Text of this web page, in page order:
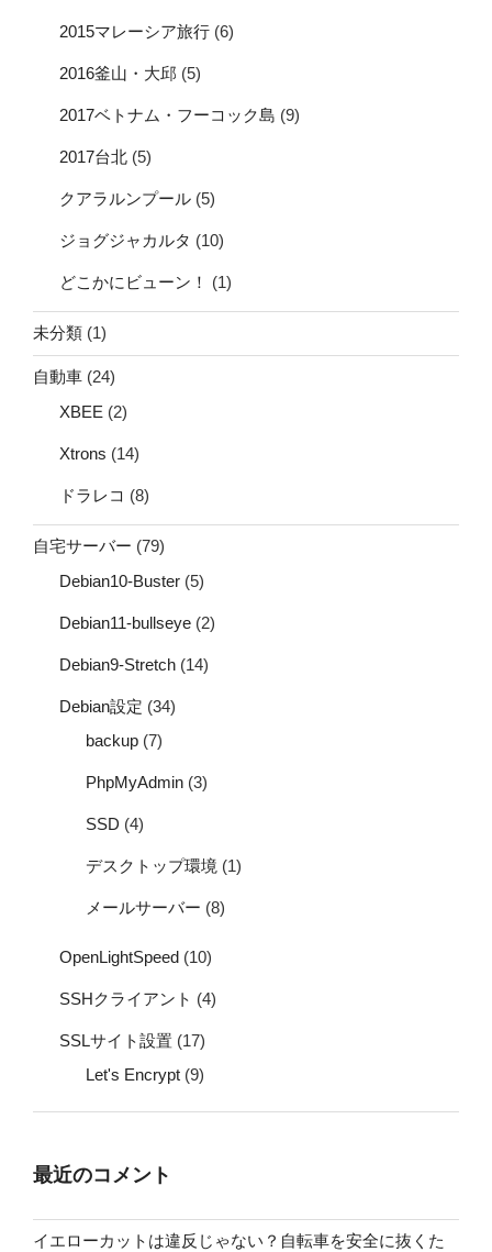
2015マレーシア旅行 (6)
2016釜山・大邱 (5)
2017ベトナム・フーコック島 (9)
2017台北 (5)
クアラルンプール (5)
ジョグジャカルタ (10)
どこかにビューン！ (1)
未分類 (1)
自動車 (24)
XBEE (2)
Xtrons (14)
ドラレコ (8)
自宅サーバー (79)
Debian10-Buster (5)
Debian11-bullseye (2)
Debian9-Stretch (14)
Debian設定 (34)
backup (7)
PhpMyAdmin (3)
SSD (4)
デスクトップ環境 (1)
メールサーバー (8)
OpenLightSpeed (10)
SSHクライアント (4)
SSLサイト設置 (17)
Let's Encrypt (9)
最近のコメント
イエローカットは違反じゃない？自転車を安全に抜くた